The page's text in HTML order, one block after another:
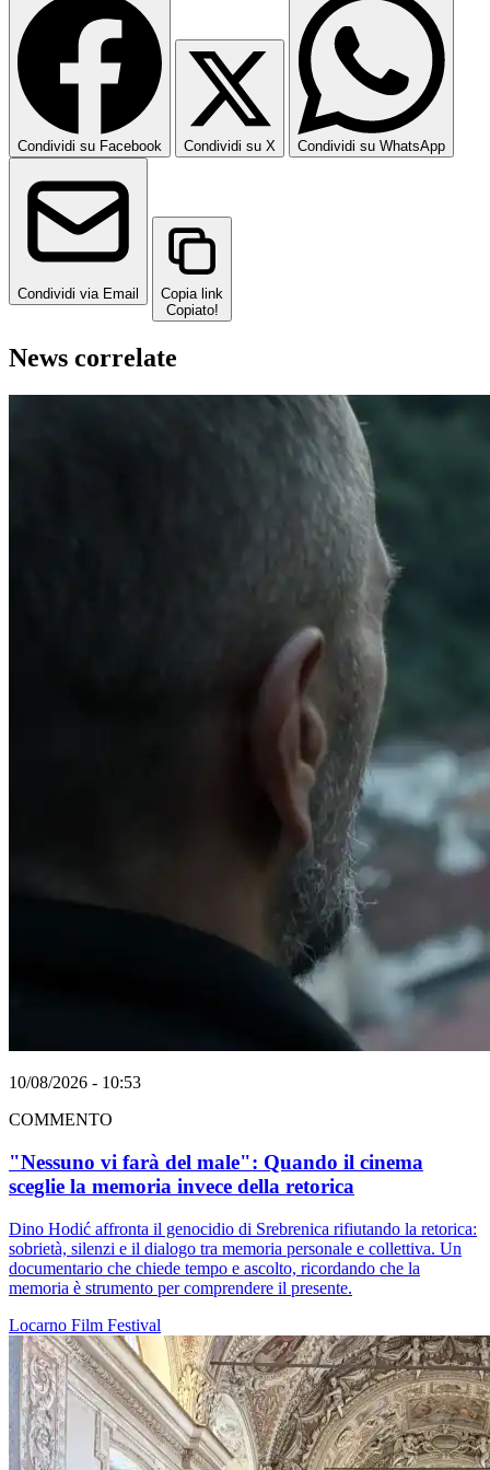
Condividi su Facebook Condividi su X Condividi su WhatsApp
Condividi via Email
Copia link
Copiato!
News correlate
10/08/2026 - 10:53
COMMENTO
"Nessuno vi farà del male": Quando il cinema
sceglie la memoria invece della retorica
Dino Hodić affronta il genocidio di Srebrenica rifiutando la retorica:
sobrietà, silenzi e il dialogo tra memoria personale e collettiva. Un
documentario che chiede tempo e ascolto, ricordando che la
memoria è strumento per comprendere il presente.
Locarno Film Festival